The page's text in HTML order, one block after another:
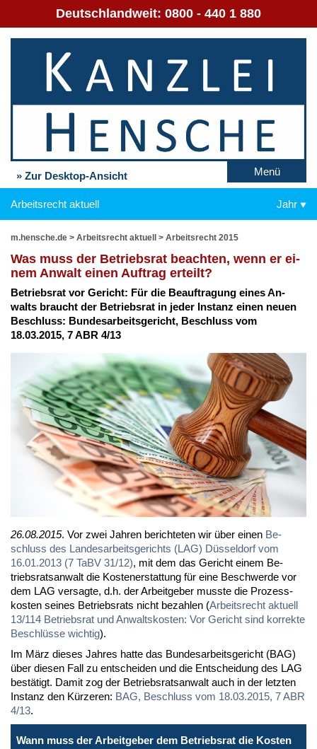
Deutschlandweit: 0800 - 440 1 880
» Zur Desktop-Ansicht Menü
Arbeitsrecht aktuell Jahr
m.hensche.de > Arbeitsrecht aktuell > Arbeitsrecht 2015
Was muss der Be­triebs­rat be­ach­ten, wenn er ei­
nem An­walt ei­nen Auf­trag er­teilt?
Be­triebs­rat vor Ge­richt: Für die Be­auf­tra­gung ei­nes An­
walts braucht der Be­triebs­rat in je­der In­stanz ei­nen neu­en
Be­schluss: Bun­des­ar­beits­ge­richt, Be­schluss vom
18.03.2015, 7 ABR 4/13
26.08.2015. Vor zwei Jah­ren be­rich­te­ten wir über ei­nen Be­
schluss des Lan­des­ar­beits­ge­richts (LAG) Düs­sel­dorf vom
16.01.2013 (7 TaBV 31/12), mit dem das Ge­richt ei­nem Be­
triebs­rats­an­walt die Kos­ten­er­stat­tung für ei­ne Be­schwer­de vor
dem LAG ver­sag­te, d.h. der Ar­beit­ge­ber muss­te die Pro­zess­
kos­ten sei­nes Be­triebs­rats nicht be­zah­len (Ar­beits­recht ak­tu­ell
13/114 Be­triebs­rat und An­walts­kos­ten: Vor Ge­richt sind kor­rek­te
Be­schlüs­se wich­tig).
Im März die­ses Jah­res hat­te das Bun­des­ar­beits­ge­richt (BAG)
über die­sen Fall zu ent­schei­den und die Ent­schei­dung des LAG
be­stä­tigt. Da­mit zog der Be­triebs­rats­an­walt auch in der letz­ten
In­stanz den Kür­ze­ren: BAG, Be­schluss vom 18.03.2015, 7 ABR
4/13.
Wann muss der Arbeitgeber dem Betriebsrat die Kosten